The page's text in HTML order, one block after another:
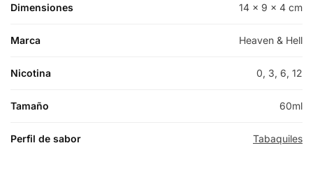
Dimensiones 14 × 9 × 4 cm
Marca Heaven & Hell
Nicotina 0, 3, 6, 12
Tamaño 60ml
Perfil de sabor Tabaquiles